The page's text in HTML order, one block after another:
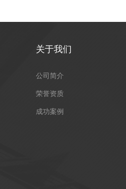
关于我们
公司简介
荣誉资质
成功案例